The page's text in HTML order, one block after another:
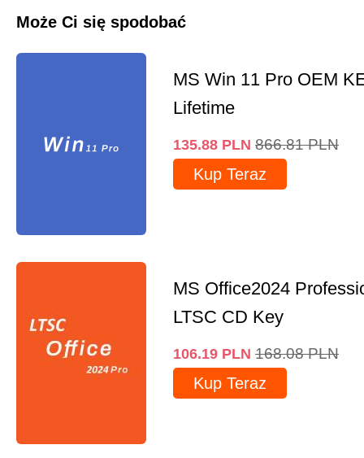
Może Ci się spodobać
MS Win 11 Pro OEM
Lifetime
135.88 PLN 866.81 PLN
Kup Teraz
MS Office2024
LTSC CD Key
106.19 PLN 168.08 PLN
Kup Teraz